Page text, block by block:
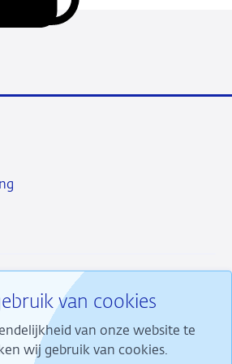
van cookies
van onze website te
wij gebruik van cookies.
InstagramLinkedin
X